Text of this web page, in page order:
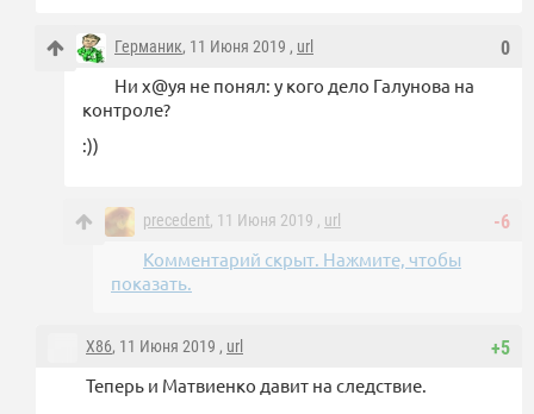
0
Германик, 11 Июня 2019 , url
Ни х@yя не понял: у кого дело Галунова на
контроле?
:))
-6
precedent, 11 Июня 2019 , url
Комментарий скрыт. Нажмите, чтобы
показать.
+5
X86, 11 Июня 2019 , url
Теперь и Матвиенко давит на следствие.